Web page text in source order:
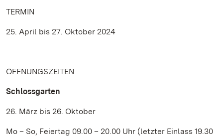
TERMIN
25. April bis 27. Oktober 2024
ÖFFNUNGSZEITEN
Schlossgarten
26. März bis 26. Oktober
Mo – So, Feiertag 09.00 – 20.00 Uhr (letzter Einlass 19.30